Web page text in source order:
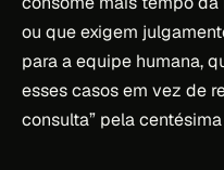
ou que exigem
para a equipe humana,
esses casos em vez de
consulta” pela